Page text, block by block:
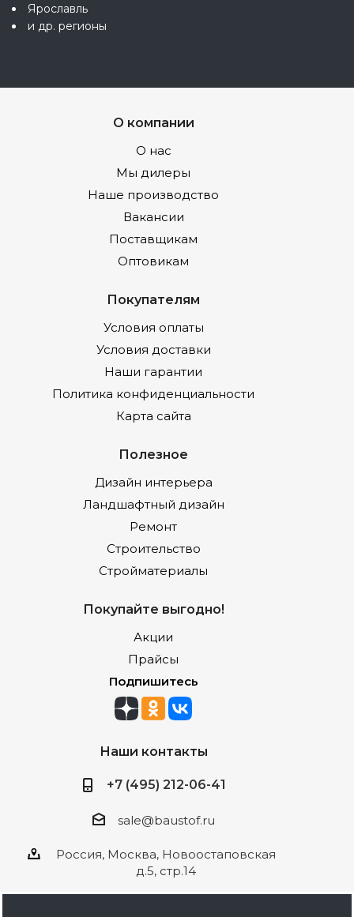
Ярославль
и др. регионы
О компании
О нас
Мы дилеры
Наше производство
Вакансии
Поставщикам
Оптовикам
Покупателям
Условия оплаты
Условия доставки
Наши гарантии
Политика конфиденциальности
Карта сайта
Полезное
Дизайн интерьера
Ландшафтный дизайн
Ремонт
Строительство
Стройматериалы
Покупайте выгодно!
Акции
Прайсы
Подпишитесь
Наши контакты
+7 (495) 212-06-41
sale@baustof.ru
Россия, Москва, Новоостаповская
д.5, стр.14